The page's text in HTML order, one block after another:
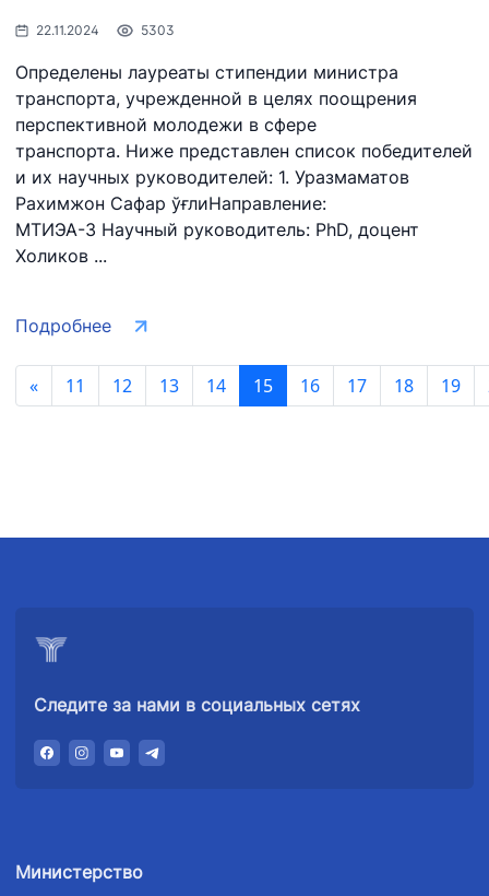
22.11.2024 5303
Определены лауреаты стипендии министра
транспорта, учрежденной в целях поощрения
перспективной молодежи в сфере
транспорта. Ниже представлен список победителей
и их научных руководителей: 1. Уразмаматов
Рахимжон Сафар ўғлиНаправление:
МТИЭА-3 Научный руководитель: PhD, доцент
Холиков ...
Подробнее
« 11 12 13 14 15 16 17 18 19
Следите за нами в социальных сетях
Министерство